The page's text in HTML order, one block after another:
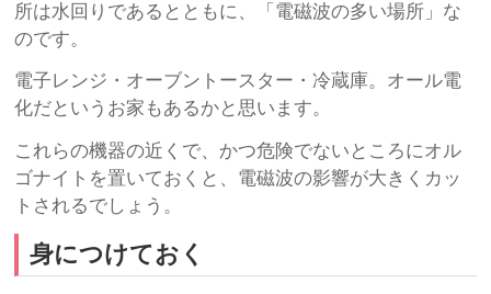
所は水回りであるとともに、「電磁波の多い場所」な
のです。
電子レンジ・オーブントースター・冷蔵庫。オール電
化だというお家もあるかと思います。
これらの機器の近くで、かつ危険でないところにオル
ゴナイトを置いておくと、電磁波の影響が大きくカッ
トされるでしょう。
身につけておく